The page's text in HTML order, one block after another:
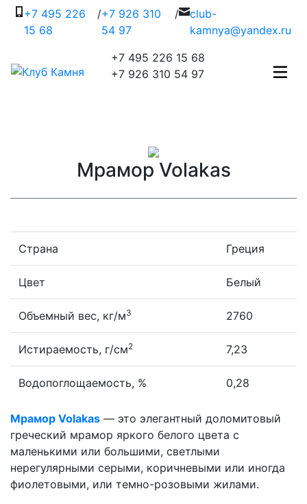
+7 495 226
15 68
/+7 926 310
54 97
/ club-
kamnya@yandex.ru
+7 495 226 15 68
+7 926 310 54 97
Мрамор Volakas
Страна Греция
Цвет Белый
Объемный вес, кг/м3 2760
Истираемость, г/см2 7,23
Водопоглощаемость, % 0,28
Мрамор Volakas — это элегантный доломитовый
греческий мрамор яркого белого цвета с
маленькими или большими, светлыми
нерегулярными серыми, коричневыми или иногда
фиолетовыми, или темно-розовыми жилами.